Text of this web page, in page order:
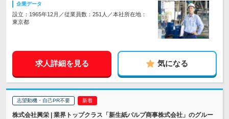
企業データ
設立：1965年12月／従業員数：251人／本社所在地：
東京都
求人詳細を見る 気になる
志望動機・自己PR不要
株式会社興栄 | 業界トップクラス「新生紙パルプ商事株式会社」のグルー